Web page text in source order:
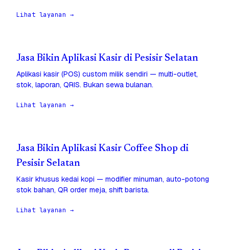
Lihat layanan →
Jasa Bikin Aplikasi Kasir di Pesisir Selatan
Aplikasi kasir (POS) custom milik sendiri — multi-outlet,
stok, laporan, QRIS. Bukan sewa bulanan.
Lihat layanan →
Jasa Bikin Aplikasi Kasir Coffee Shop di
Pesisir Selatan
Kasir khusus kedai kopi — modifier minuman, auto-potong
stok bahan, QR order meja, shift barista.
Lihat layanan →